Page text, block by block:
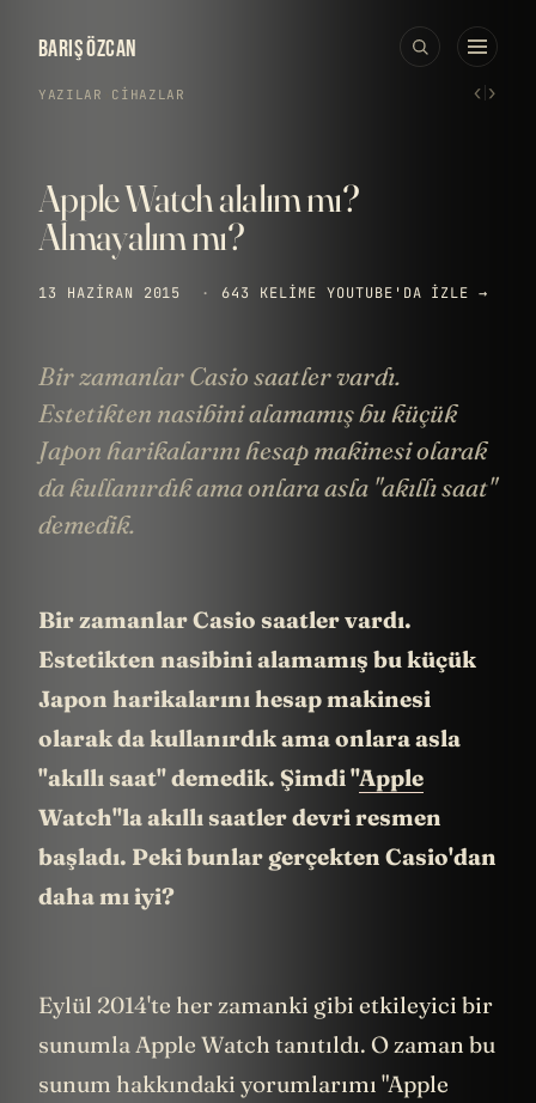
BARIŞ ÖZCAN
YAZILAR CIHAZLAR ‹›
Apple Watch alalım mı?
Almayalım mı?
13 HAZIRAN 2015 · 643 KELIME YOUTUBE'DA IZLE →
Bir zamanlar Casio saatler vardı.
Estetikten nasibini alamamış bu küçük
Japon harikalarını hesap makinesi olarak
da kullanırdık ama onlara asla "akıllı saat"
demedik.
Bir zamanlar Casio saatler vardı.
Estetikten nasibini alamamış bu küçük
Japon harikalarını hesap makinesi
olarak da kullanırdık ama onlara asla
"akıllı saat" demedik. Şimdi "Apple
Watch"la akıllı saatler devri resmen
başladı. Peki bunlar gerçekten Casio'dan
daha mı iyi?
Eylül 2014'te her zamanki gibi etkileyici bir
sunumla Apple Watch tanıtıldı. O zaman bu
sunum hakkındaki yorumlarımı "Apple